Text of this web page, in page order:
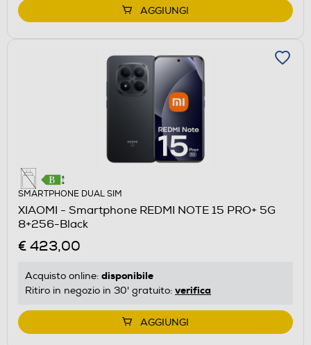
AGGIUNGI
SMARTPHONE DUAL SIM
XIAOMI - Smartphone REDMI NOTE 15 PRO+ 5G
8+256-Black
€ 423,00
Acquisto online: disponibile
Ritiro in negozio in 30' gratuito: verifica
AGGIUNGI